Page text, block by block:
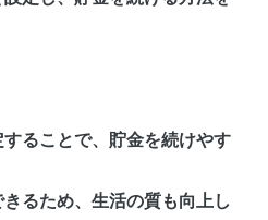
ることで、貯金を続けやす
るため、生活の質も向上し